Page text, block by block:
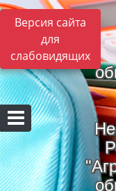
Версия сайта
для
слабовидящих